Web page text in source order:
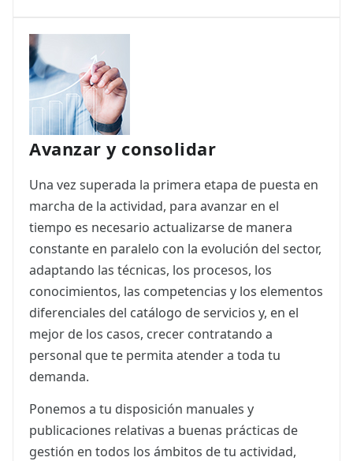
Avanzar y consolidar
Una vez superada la primera etapa de puesta en
marcha de la actividad, para avanzar en el
tiempo es necesario actualizarse de manera
constante en paralelo con la evolución del sector,
adaptando las técnicas, los procesos, los
conocimientos, las competencias y los elementos
diferenciales del catálogo de servicios y, en el
mejor de los casos, crecer contratando a
personal que te permita atender a toda tu
demanda.
Ponemos a tu disposición manuales y
publicaciones relativas a buenas prácticas de
gestión en todos los ámbitos de tu actividad,